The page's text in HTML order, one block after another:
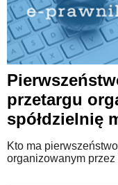
przetargu
spółdzielnię
Kto ma
organizowanym